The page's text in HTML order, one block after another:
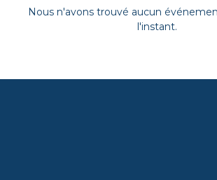
Nous n'avons trouvé aucun
l'instant.